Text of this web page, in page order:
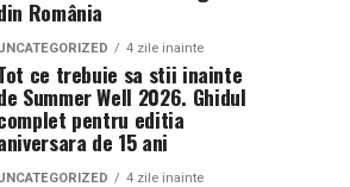
România
4 zile inainte
ce trebuie sa stii inainte
Summer Well 2026. Ghidul
pentru editia
de 15 ani
4 zile inainte